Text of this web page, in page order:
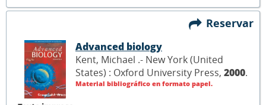
Reservar
Advanced biology
Kent, Michael .- New York (United
States) : Oxford University Press, 2000.
Material bibliográfico en formato papel.